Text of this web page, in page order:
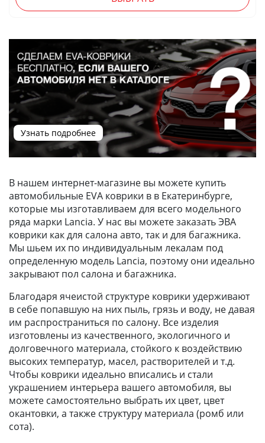
Узнать подробнее
В нашем интернет-магазине вы можете купить
автомобильные EVA коврики в в Екатеринбурге,
которые мы изготавливаем для всего модельного
ряда марки Lancia. У нас вы можете заказать ЭВА
коврики как для салона авто, так и для багажника.
Мы шьем их по индивидуальным лекалам под
определенную модель Lancia, поэтому они идеально
закрывают пол салона и багажника.
Благодаря ячеистой структуре коврики удерживают
в себе попавшую на них пыль, грязь и воду, не давая
им распространиться по салону. Все изделия
изготовлены из качественного, экологичного и
долговечного материала, стойкого к воздействию
высоких температур, масел, растворителей и т.д.
Чтобы коврики идеально вписались и стали
украшением интерьера вашего автомобиля, вы
можете самостоятельно выбрать их цвет, цвет
окантовки, а также структуру материала (ромб или
сота).